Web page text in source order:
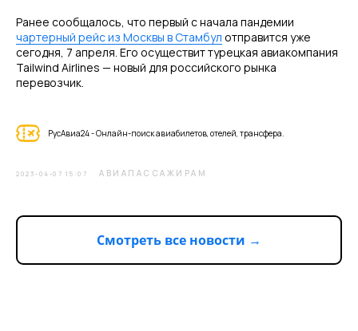
Ранее сообщалось, что первый с начала пандемии
чартерный рейс из Москвы в Стамбул отправится уже
сегодня, 7 апреля. Его осуществит турецкая авиакомпания
Tailwind Airlines — новый для российского рынка
перевозчик.
РусАвиа24 - Онлайн-поиск авиабилетов, отелей, трансфера.
2023-04-07 15:07 АВИАПАССАЖИРАМ
Смотреть все новости →